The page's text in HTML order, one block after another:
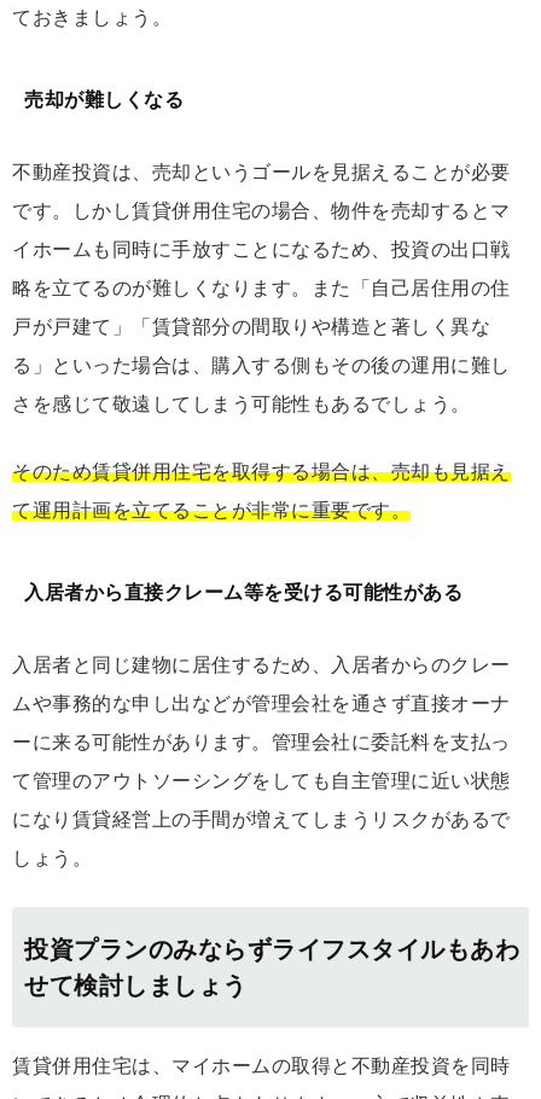
ておきましょう。
売却が難しくなる
不動産投資は、売却というゴールを見据えることが必要
です。しかし賃貸併用住宅の場合、物件を売却するとマ
イホームも同時に手放すことになるため、投資の出口戦
略を立てるのが難しくなります。また「自己居住用の住
戸が戸建て」「賃貸部分の間取りや構造と著しく異な
る」といった場合は、購入する側もその後の運用に難し
さを感じて敬遠してしまう可能性もあるでしょう。
そのため賃貸併用住宅を取得する場合は、売却も見据え
て運用計画を立てることが非常に重要です。
入居者から直接クレーム等を受ける可能性がある
入居者と同じ建物に居住するため、入居者からのクレー
ムや事務的な申し出などが管理会社を通さず直接オーナ
ーに来る可能性があります。管理会社に委託料を支払っ
て管理のアウトソーシングをしても自主管理に近い状態
になり賃貸経営上の手間が増えてしまうリスクがあるで
しょう。
投資プランのみならずライフスタイルもあわ
せて検討しましょう
賃貸併用住宅は、マイホームの取得と不動産投資を同時